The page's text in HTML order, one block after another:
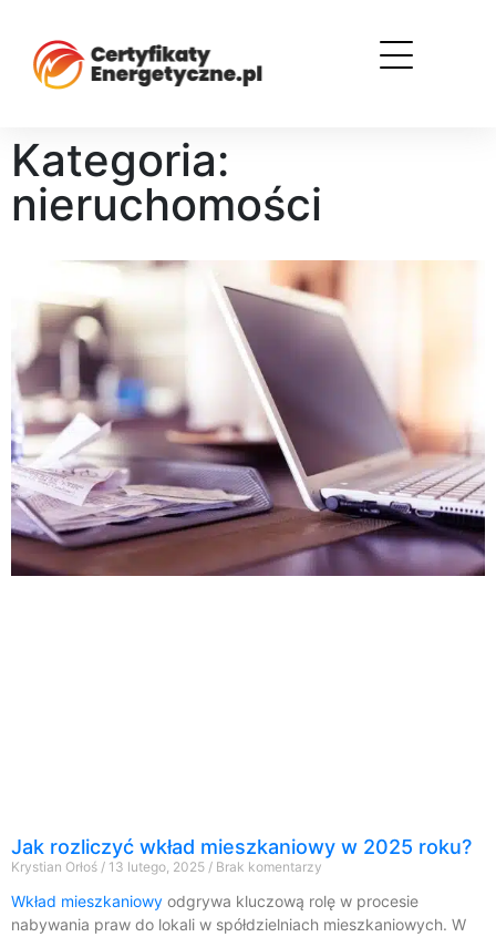
Kategoria:
nieruchomości
Jak rozliczyć wkład mieszkaniowy w 2025 roku?
Krystian Orłoś 13 lutego, 2025 Brak komentarzy
Wkład mieszkaniowy odgrywa kluczową rolę w procesie
nabywania praw do lokali w spółdzielniach mieszkaniowych. W